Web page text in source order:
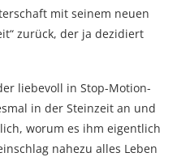
mit seinem neuen
zurück, der ja dezidiert
liebevoll in Stop-Motion-
in der Steinzeit an und
worum es ihm eigentlich
nahezu alles Leben